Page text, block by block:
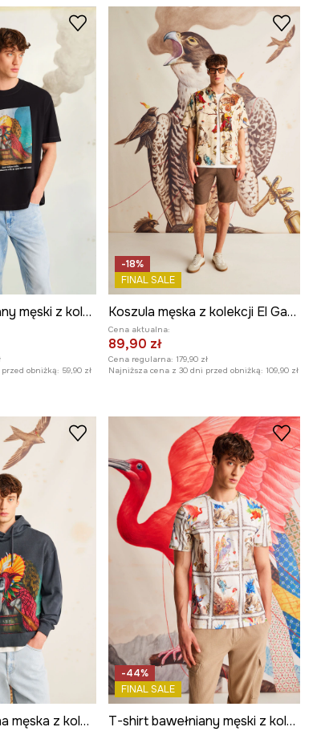
T-shirt bawełniany męski z kolekcji El Gato Chimney x Medicine kolor czarny
obniżką: 59,90 zł
-18%
FINAL SALE
Koszula męska z kolekcji El Gato Chimney x Medicine kolor multicolor
Cena aktualna:
89,90 zł
Cena regularna: 179,90 zł
Najniższa cena z 30 dni przed obniżką: 109,90 zł
Bluza bawełniana męska z kolekcji El Gato Chimney x Medicine kolor szary
-44%
FINAL SALE
T-shirt bawełniany męski z kolekcji El Gato Chimney x Medicine kolor multicolor